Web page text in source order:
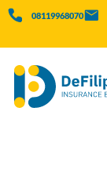
08119968070